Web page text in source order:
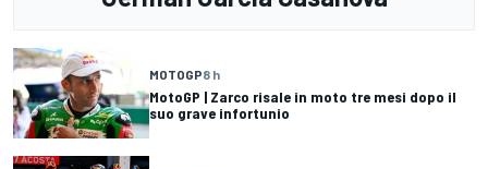
MOTOGP8 h
MotoGP | Zarco risale in moto tre mesi dopo il
suo grave infortunio